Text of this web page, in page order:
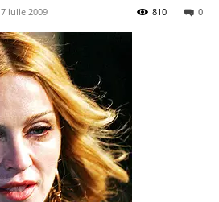
7 iulie 2009 0
810